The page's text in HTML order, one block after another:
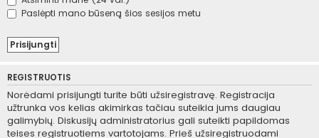
Paslėpti mano būseną šios sesijos metu
REGISTRUOTIS
Norėdami prisijungti turite būti užsiregistravę. Registracija
užtrunka vos kelias akimirkas tačiau suteikia jums daugiau
galimybių. Diskusijų administratorius gali suteikti papildomas
teises registruotiems vartotojams. Prieš užsiregistruodami